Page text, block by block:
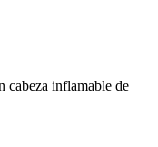
cabeza inflamable de